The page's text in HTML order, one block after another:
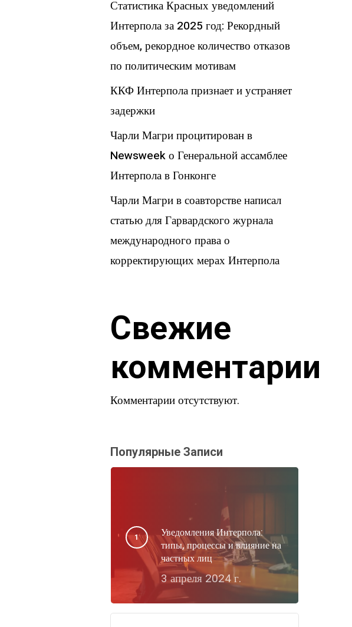
Статистика Красных уведомлений
Интерпола за 2025 год: Рекордный
объем, рекордное количество отказов
по политическим мотивам
ККФ Интерпола признает и устраняет
задержки
Чарли Магри процитирован в
Newsweek о Генеральной ассамблее
Интерпола в Гонконге
Чарли Магри в соавторстве написал
статью для Гарвардского журнала
международного права о
корректирующих мерах Интерпола
Свежие
комментарии
Комментарии отсутствуют.
Популярные Записи
Уведомления Интерпола:
типы, процессы и влияние на
частных лиц
3 апреля 2024 г.